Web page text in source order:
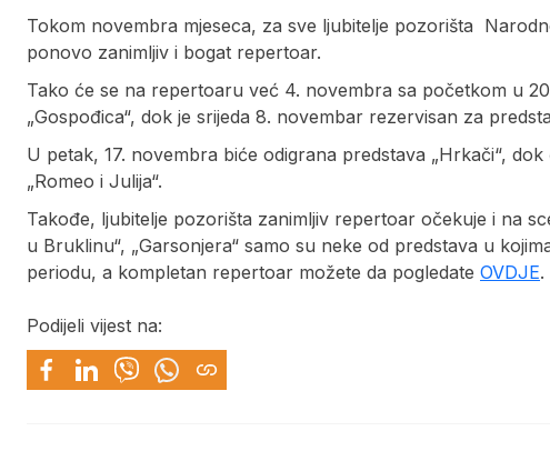
Tokom novembra mjeseca, za sve ljubitelje pozorišta
ponovo zanimljiv i bogat repertoar.
Tako će se na repertoaru već 4. novembra sa početkom u
„Gospođica“, dok je srijeda 8. novembar rezervisan za
U petak, 17. novembra biće odigrana predstava „Hrkači“,
„Romeo i Julija“.
Takođe, ljubitelje pozorišta zanimljiv repertoar očekuje i na
u Bruklinu“, „Garsonjera“ samo su neke od predstava u
periodu, a kompletan repertoar možete da pogledate OVDJE.
Podijeli vijest na: